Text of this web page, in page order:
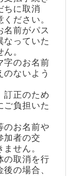
ちに取消
ださい。
前がパス
なっていた
。
字のお名前
ないよう
訂正のため
ご負担いた
のお名前や
加者の交
せん。
の取消を行
の場合、